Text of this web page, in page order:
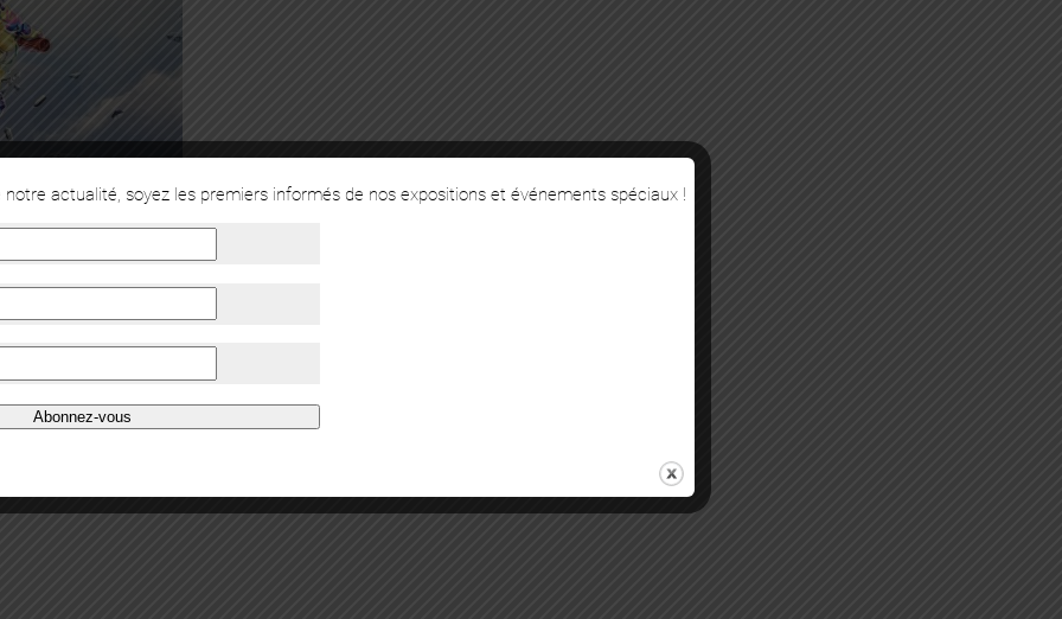
actualité, soyez les premiers informés de nos expositions et événements spéciaux !
Abonnez-vous